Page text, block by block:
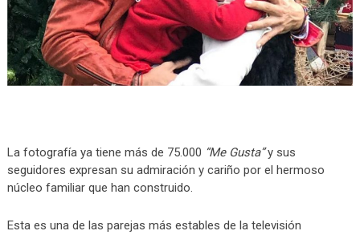
La fotografía ya tiene más de 75.000 “Me Gusta”y sus
seguidores expresan su admiración y cariño por el hermoso
núcleo familiar que han construido.
Esta es una de las parejas más estables de la televisión